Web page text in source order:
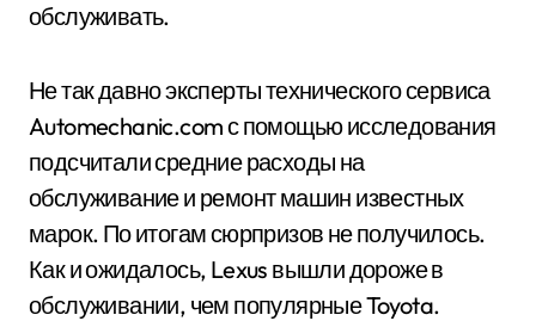
обслуживать.
Не так давно эксперты технического сервиса
Automechanic.com с помощью исследования
подсчитали средние расходы на
обслуживание и ремонт машин известных
марок. По итогам сюрпризов не получилось.
Как и ожидалось, Lexus вышли дороже в
обслуживании, чем популярные Toyota.